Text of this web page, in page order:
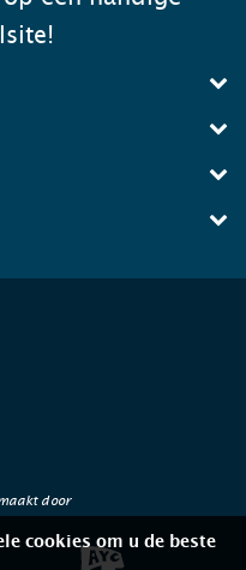
door
cookies om u de beste